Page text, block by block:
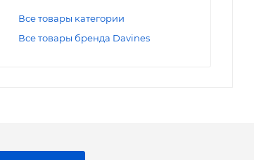
Все товары категории
Все товары бренда Davines